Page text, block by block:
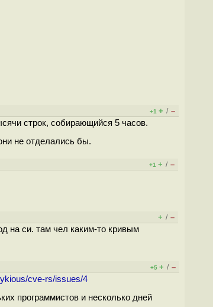
+1 + / –
строк, собирающийся 5 часов.
не отделались бы.
+1 + / –
+ / –
на си. там чел каким-то кривым
+5 + / –
cve-rs/issues/4
программистов и несколько дней